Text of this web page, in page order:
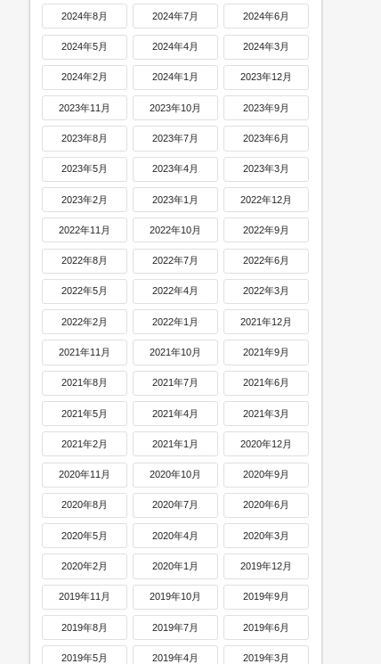
2024年8月 2024年7月 2024年6月
2024年5月 2024年4月 2024年3月
2024年2月 2024年1月 2023年12月
2023年11月 2023年10月 2023年9月
2023年8月 2023年7月 2023年6月
2023年5月 2023年4月 2023年3月
2023年2月 2023年1月 2022年12月
2022年11月 2022年10月 2022年9月
2022年8月 2022年7月 2022年6月
2022年5月 2022年4月 2022年3月
2022年2月 2022年1月 2021年12月
2021年11月 2021年10月 2021年9月
2021年8月 2021年7月 2021年6月
2021年5月 2021年4月 2021年3月
2021年2月 2021年1月 2020年12月
2020年11月 2020年10月 2020年9月
2020年8月 2020年7月 2020年6月
2020年5月 2020年4月 2020年3月
2020年2月 2020年1月 2019年12月
2019年11月 2019年10月 2019年9月
2019年8月 2019年7月 2019年6月
2019年5月 2019年4月 2019年3月